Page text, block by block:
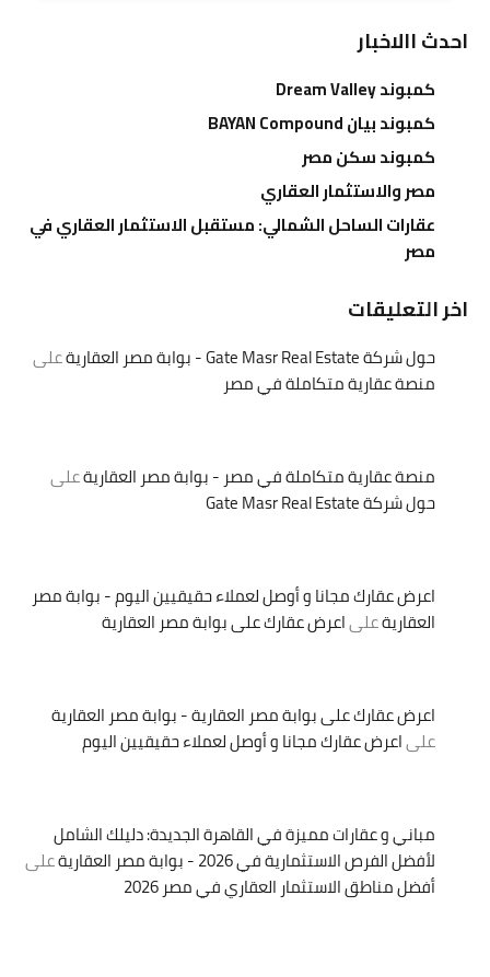
احدث االاخبار
كمبوند Dream Valley
كمبوند بيان BAYAN Compound
كمبوند سكن مصر
مصر والاستثمار العقاري
عقارات الساحل الشمالي: مستقبل الاستثمار العقاري في
مصر
اخر التعليقات
حول شركة Gate Masr Real Estate - بوابة مصر العقارية
على
منصة عقارية متكاملة في مصر
منصة عقارية متكاملة في مصر - بوابة مصر العقاريةعلى
حول شركة Gate Masr Real Estate
اعرض عقارك مجانا و أوصل لعملاء حقيقيين اليوم - بوابة مصر
العقاريةعلىاعرض عقارك على بوابة مصر العقارية
اعرض عقارك على بوابة مصر العقارية - بوابة مصر العقارية
علىاعرض عقارك مجانا و أوصل لعملاء حقيقيين اليوم
مباني و عقارات مميزة في القاهرة الجديدة: دليلك الشامل
لأفضل الفرص الاستثمارية في 2026 - بوابة مصر العقارية
على
أفضل مناطق الاستثمار العقاري في مصر 2026